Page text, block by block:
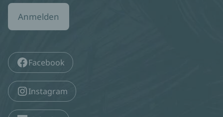
Anmelden
Facebook
Instagram